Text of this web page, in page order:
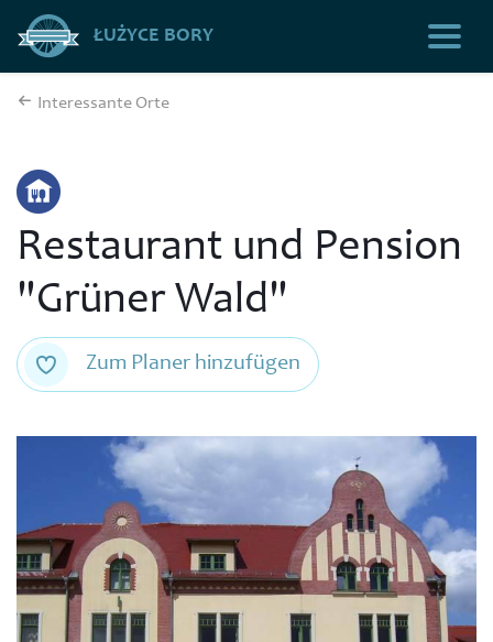
ŁUŻYCE BORY
Interessante Orte
Restaurant und Pension
"Grüner Wald"
Zum Planer hinzufügen